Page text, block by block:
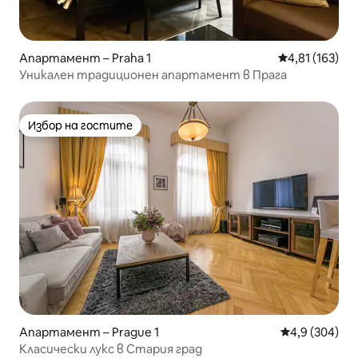
Апартамент – Praha 1 Средна
4,81 (163)
Уникален традиционен апартамент в Прага
Избор на гостите
Избор на гостите
Апартамент – Prague 1 Средна
4,9 (304)
Класически лукс в Стария град